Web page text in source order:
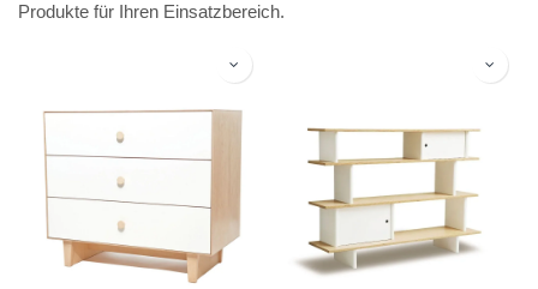
Produkte für Ihren Einsatzbereich.